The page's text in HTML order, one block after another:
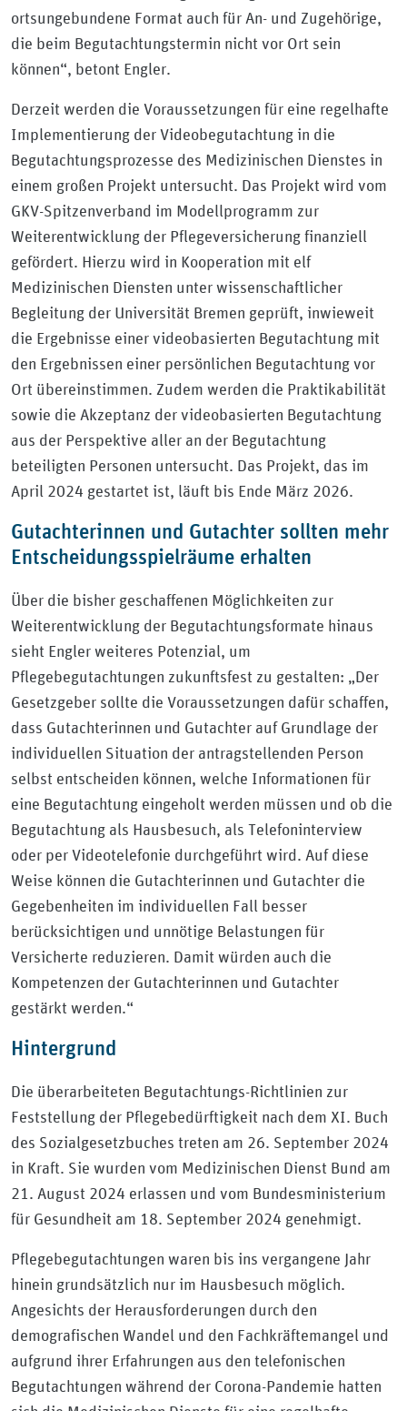
ortsungebundene Format auch für An- und Zugehörige,
die beim Begutachtungstermin nicht vor Ort sein
können“, betont Engler.
Derzeit werden die Voraussetzungen für eine regelhafte
Implementierung der Videobegutachtung in die
Begutachtungsprozesse des Medizinischen Dienstes in
einem großen Projekt untersucht. Das Projekt wird vom
GKV-Spitzenverband im Modellprogramm zur
Weiterentwicklung der Pflegeversicherung finanziell
gefördert. Hierzu wird in Kooperation mit elf
Medizinischen Diensten unter wissenschaftlicher
Begleitung der Universität Bremen geprüft, inwieweit
die Ergebnisse einer videobasierten Begutachtung mit
den Ergebnissen einer persönlichen Begutachtung vor
Ort übereinstimmen. Zudem werden die Praktikabilität
sowie die Akzeptanz der videobasierten Begutachtung
aus der Perspektive aller an der Begutachtung
beteiligten Personen untersucht. Das Projekt, das im
April 2024 gestartet ist, läuft bis Ende März 2026.
Gutachterinnen und Gutachter sollten mehr
Entscheidungsspielräume erhalten
Über die bisher geschaffenen Möglichkeiten zur
Weiterentwicklung der Begutachtungsformate hinaus
sieht Engler weiteres Potenzial, um
Pflegebegutachtungen zukunftsfest zu gestalten: „Der
Gesetzgeber sollte die Voraussetzungen dafür schaffen,
dass Gutachterinnen und Gutachter auf Grundlage der
individuellen Situation der antragstellenden Person
selbst entscheiden können, welche Informationen für
eine Begutachtung eingeholt werden müssen und ob die
Begutachtung als Hausbesuch, als Telefoninterview
oder per Videotelefonie durchgeführt wird. Auf diese
Weise können die Gutachterinnen und Gutachter die
Gegebenheiten im individuellen Fall besser
berücksichtigen und unnötige Belastungen für
Versicherte reduzieren. Damit würden auch die
Kompetenzen der Gutachterinnen und Gutachter
gestärkt werden.“
Hintergrund
Die überarbeiteten Begutachtungs-Richtlinien zur
Feststellung der Pflegebedürftigkeit nach dem XI. Buch
des Sozialgesetzbuches treten am 26. September 2024
in Kraft. Sie wurden vom Medizinischen Dienst Bund am
21. August 2024 erlassen und vom Bundesministerium
für Gesundheit am 18. September 2024 genehmigt.
Pflegebegutachtungen waren bis ins vergangene Jahr
hinein grundsätzlich nur im Hausbesuch möglich.
Angesichts der Herausforderungen durch den
demografischen Wandel und den Fachkräftemangel und
aufgrund ihrer Erfahrungen aus den telefonischen
Begutachtungen während der Corona-Pandemie hatten